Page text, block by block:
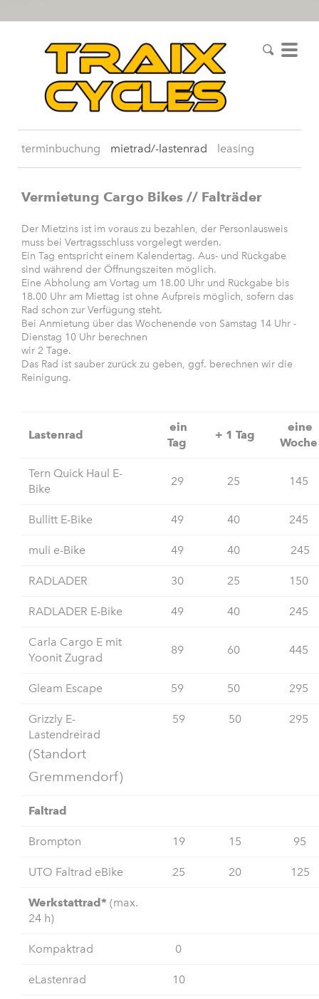
terminbuchung mietrad/-lastenrad leasing
Vermietung Cargo Bikes // Falträder
Der Mietzins ist im voraus zu bezahlen, der Personlausweis
muss bei Vertragsschluss vorgelegt werden.
Ein Tag entspricht einem Kalendertag. Aus- und Rückgabe
sind während der Öffnungszeiten möglich.
Eine Abholung am Vortag um 18.00 Uhr und Rückgabe bis
18.00 Uhr am Miettag ist ohne Aufpreis möglich, sofern das
Rad schon zur Verfügung steht.
Bei Anmietung über das Wochenende von Samstag 14 Uhr -
Dienstag 10 Uhr berechnen
wir 2 Tage.
Das Rad ist sauber zurück zu geben, ggf. berechnen wir die
Reinigung.
Lastenrad
ein
Tag
+ 1 Tag
eine
Woche
Tern Quick Haul E-
Bike
29 25 145
Bullitt E-Bike 49 40 245
muli e-Bike 49 40 245
RADLADER 30 25 150
RADLADER E-Bike 49 40 245
Carla Cargo E mit
Yoonit Zugrad
89 60 445
Gleam Escape 59 50 295
Grizzly E-
Lastendreirad
(Standort
Gremmendorf)
59 50 295
Faltrad
Brompton 19 15 95
UTO Faltrad eBike 25 20 125
Werkstattrad* (max.
24 h)
Kompaktrad 0
eLastenrad 10